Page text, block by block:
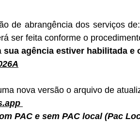
de abrangência dos serviços
ser feita conforme o
sua agência estiver habilitada e
nova versão o arquivo de
PAC e sem PAC local (Pac